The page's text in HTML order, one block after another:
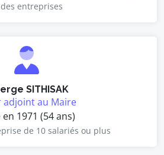
des entreprises
SITHISAK
adjoint au Maire
en 1971 (54 ans)
de 10 salariés ou plus